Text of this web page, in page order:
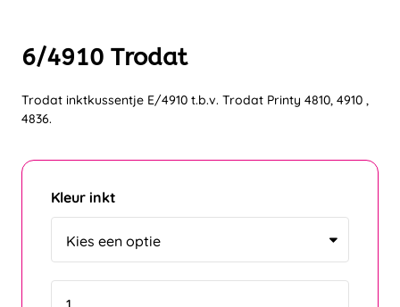
6/4910 Trodat
Trodat inktkussentje E/4910 t.b.v. Trodat Printy 4810, 4910 ,
4836.
Kleur inkt